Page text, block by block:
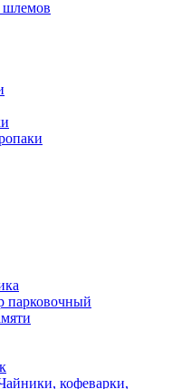
шлемов
парковочный
кофеварки,